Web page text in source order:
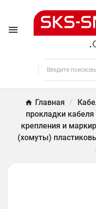

Главная
прокладки кабеля
крепления и
(хомуты)